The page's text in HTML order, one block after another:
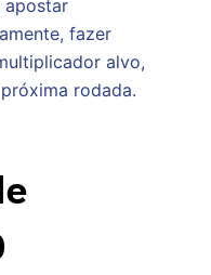
apostar
fazer
alvo,
rodada.